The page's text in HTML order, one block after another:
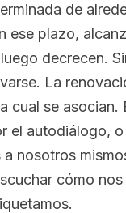
de
ese plazo,
decrecen.
La
cual se asocian.
el autodiálogo,
a nosotros
cómo